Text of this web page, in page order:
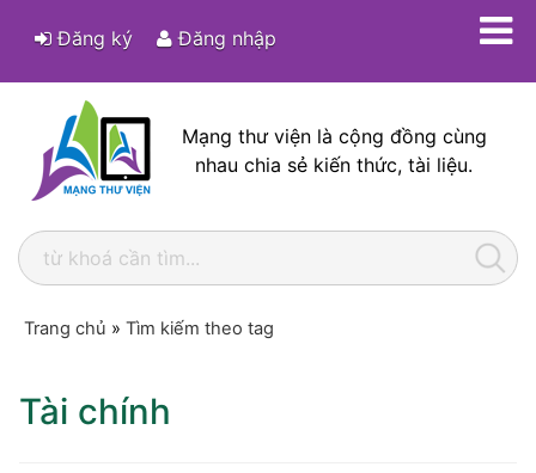
Đăng ký Đăng nhập
Mạng thư viện là cộng đồng cùng
nhau chia sẻ kiến thức, tài liệu.
Trang chủ » Tìm kiếm theo tag
Tài chính